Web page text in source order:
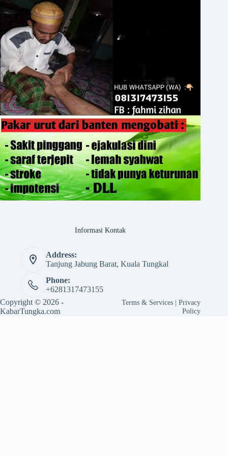
Informasi Kontak
Address:
Tanjung Jabung Barat, Kuala Tungkal
Phone:
+6281317473155
Copyright © 2026 -
KabarTungka.com
Terms & Services |Privacy
Policy